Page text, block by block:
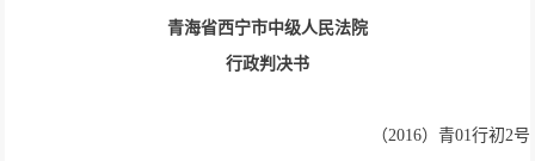
青海省西宁市中级人民法院
行政判决书
（2016）青01行初2号